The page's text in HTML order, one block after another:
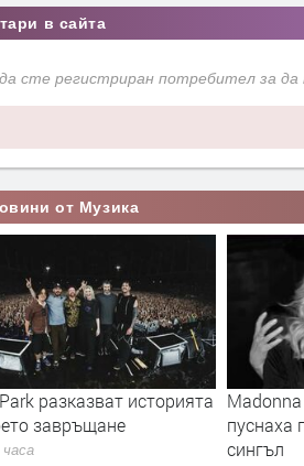
в сайта
да сте регистриран потребител за
от Музика
разказват историята
завръщане
часа
пуснаха
сингъл